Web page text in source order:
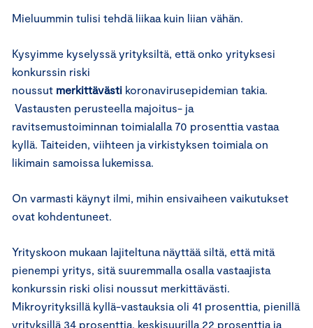
Mieluummin tulisi tehdä liikaa kuin liian vähän.
Kysyimme kyselyssä yrityksiltä, että onko yrityksesi
konkurssin riski
noussut merkittävästi koronavirusepidemian takia.
Vastausten perusteella majoitus- ja
ravitsemustoiminnan toimialalla 70 prosenttia vastaa
kyllä. Taiteiden, viihteen ja virkistyksen toimiala on
likimain samoissa lukemissa.
On varmasti käynyt ilmi, mihin ensivaiheen vaikutukset
ovat kohdentuneet.
Yrityskoon mukaan lajiteltuna näyttää siltä, että mitä
pienempi yritys, sitä suuremmalla osalla vastaajista
konkurssin riski olisi noussut merkittävästi.
Mikroyrityksillä kyllä-vastauksia oli 41 prosenttia, pienillä
yrityksillä 34 prosenttia, keskisuurilla 22 prosenttia ja